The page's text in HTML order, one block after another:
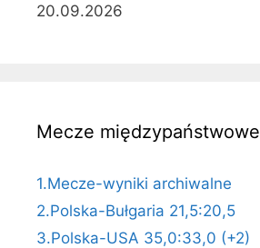
20.09.2026
Mecze międzypaństwowe
1.Mecze-wyniki archiwalne
2.Polska-Bułgaria 21,5:20,5
3.Polska-USA 35,0:33,0 (+2)